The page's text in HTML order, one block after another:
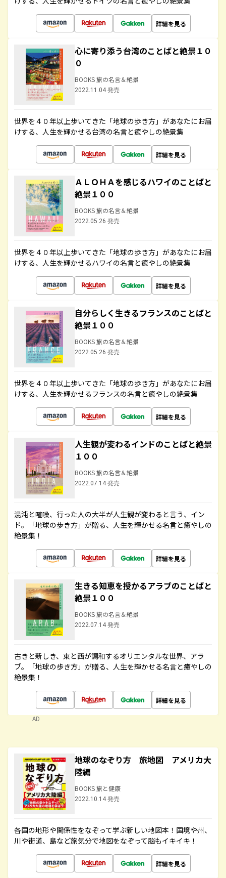
詳細を見る
心に寄り添う台湾のことばと絶景１０
０
BOOKS 旅の名言＆絶景
2022.11.04 発売
世界を４０年以上歩いてきた「地球の歩き方」があなたにお届
けする、人生を輝かせる台湾の名言と癒やしの絶景集
詳細を見る
ＡＬＯＨＡを感じるハワイのことばと
絶景１００
BOOKS 旅の名言＆絶景
2022.05.26 発売
世界を４０年以上歩いてきた「地球の歩き方」があなたにお届
けする、人生を輝かせるハワイの名言と癒やしの絶景集
詳細を見る
自分らしく生きるフランスのことばと
絶景１００
BOOKS 旅の名言＆絶景
2022.05.26 発売
世界を４０年以上歩いてきた「地球の歩き方」があなたにお届
けする、人生を輝かせるフランスの名言と癒やしの絶景集
詳細を見る
人生観が変わるインドのことばと絶景
１００
BOOKS 旅の名言＆絶景
2022.07.14 発売
混沌と喧噪、行った人の大半が人生観が変わると言う、イン
ド。「地球の歩き方」が贈る、人生を輝かせる名言と癒やしの
絶景集！
詳細を見る
生きる知恵を授かるアラブのことばと
絶景１００
BOOKS 旅の名言＆絶景
2022.07.14 発売
古きと新しき、東と西が調和するオリエンタルな世界、アラ
ブ。「地球の歩き方」が贈る、人生を輝かせる名言と癒やしの
絶景集！
詳細を見る
AD
地球のなぞり方 旅地図 アメリカ大
陸編
BOOKS 旅と健康
2022.10.14 発売
各国の地形や関係性をなぞって学ぶ新しい地図本！国境や州、
川や街道、島など旅気分で地図をなぞって脳もイキイキ！
詳細を見る